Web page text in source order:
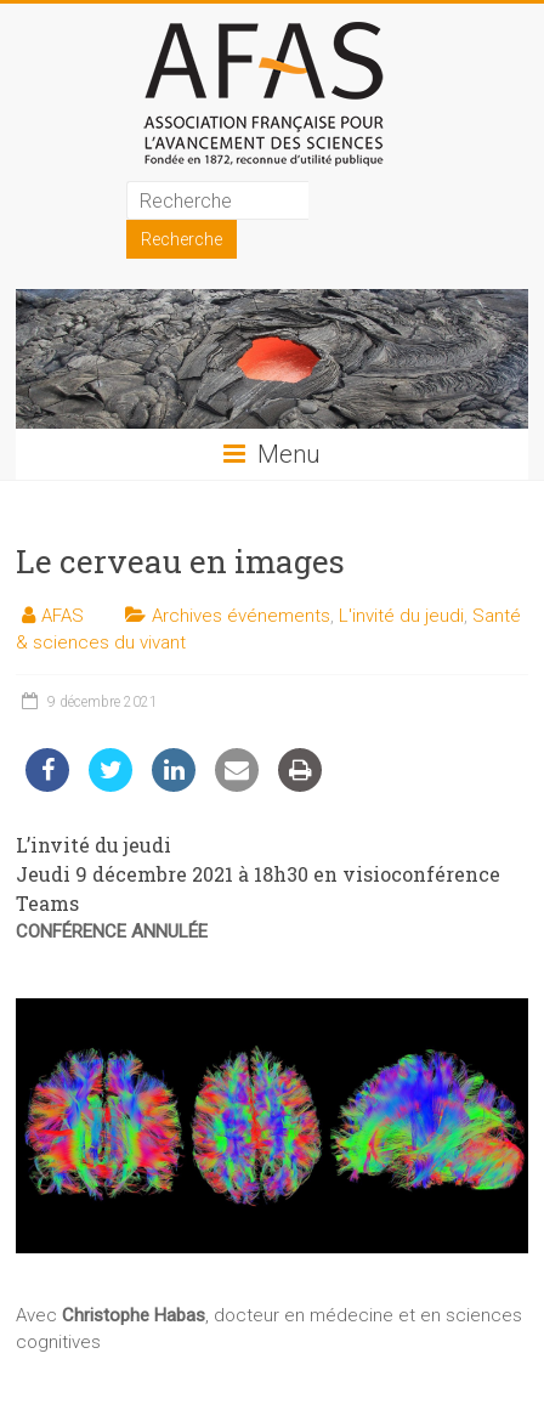
Association
française
pour
l'avancement
des
sciences
les
et
les
auprès
public
Menu
Le cerveau en images
AFAS Archives événements L'invité du jeudi Santé
& sciences du vivant
9 décembre 2021
L’invité du jeudi
Jeudi 9 décembre 2021 à 18h30 en visioconférence
Teams
CONFÉRENCE ANNULÉE
AvecChristophe Habas, docteur en médecine et en sciences
cognitives